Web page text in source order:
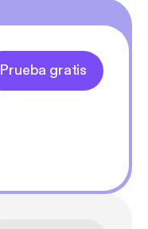
Prueba gratis